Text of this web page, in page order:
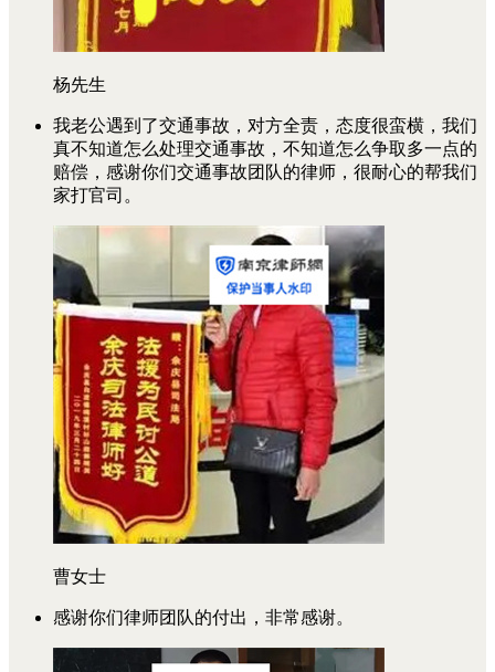
杨先生
我老公遇到了交通事故，对方全责，态度很蛮横，我们
真不知道怎么处理交通事故，不知道怎么争取多一点的
赔偿，感谢你们交通事故团队的律师，很耐心的帮我们
家打官司。
曹女士
感谢你们律师团队的付出，非常感谢。